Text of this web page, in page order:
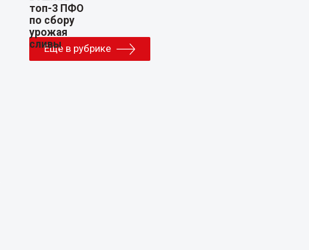
Еще в рубрике